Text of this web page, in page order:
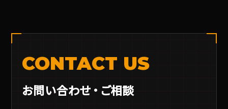
CONTACT US
お問い合わせ・ご相談